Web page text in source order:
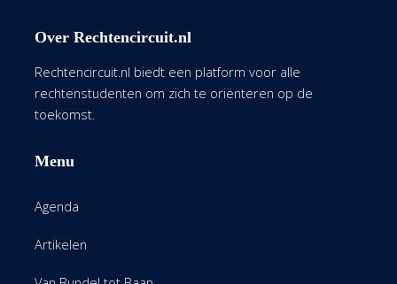
Over Rechtencircuit.nl
Rechtencircuit.nl biedt een platform voor alle
rechtenstudenten om zich te oriënteren op de
toekomst.
Menu
Agenda
Artikelen